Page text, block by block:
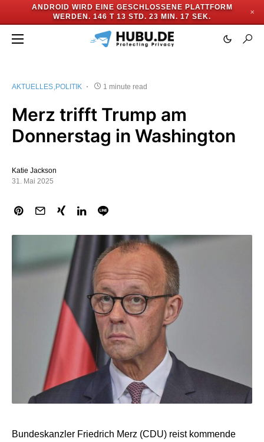
ANDROID WIRD EINE GESCHLOSSENE PLATTFORM
WERDEN. 146 T 13 STD. 23 MIN. 17 SEK.
✕
AKTUELLES POLITIK 1 minute read
Merz trifft Trump am
Donnerstag in Washington
Katie Jackson
31. Mai 2025
Bundeskanzler Friedrich Merz (CDU) reist kommende